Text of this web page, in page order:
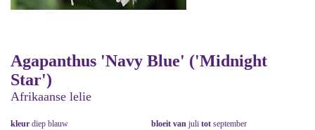
Agapanthus 'Navy Blue' ('Midnight
Star')
Afrikaanse lelie
kleur diep blauw bloeit van juli tot september